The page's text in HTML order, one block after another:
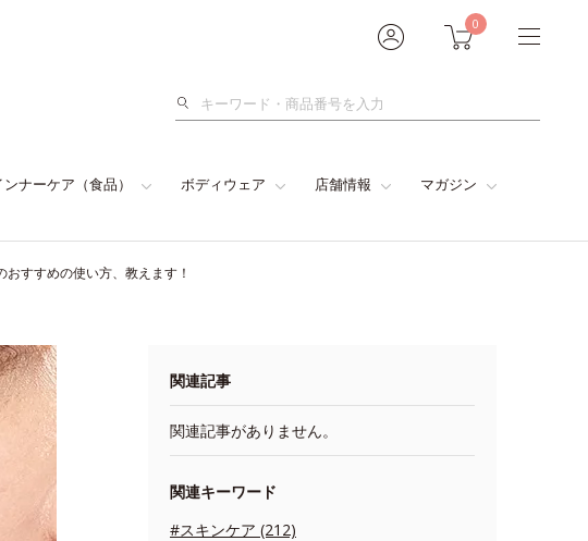
0
検
ンナーケア（食品） ボディウェア 店舗情報 マガジン
おすすめの使い方、教えます！
関連記事
関連記事がありません。
関連キーワード
#スキンケア (212)